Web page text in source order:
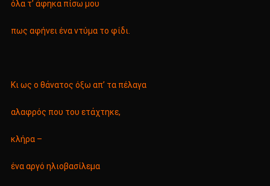
όλα τ’ άφηκα πίσω μου
πως αφήνει ένα ντύμα το φίδι.
Κι ως ο θάνατος όξω απ’ τα πέλαγα
αλαφρός που του ετάχτηκε,
κλήρα –
ένα αργό ηλιοβασίλεμα